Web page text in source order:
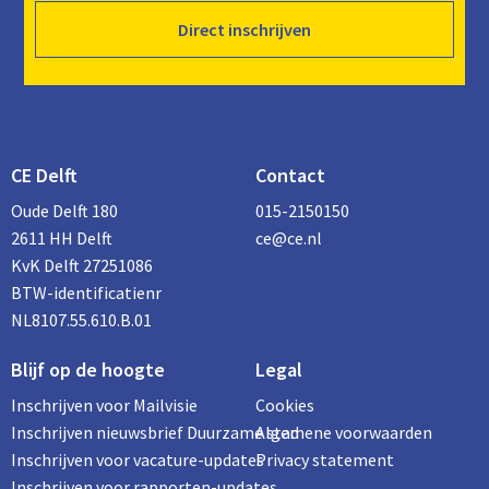
Direct inschrijven
CE Delft
Oude Delft 180
2611 HH Delft
KvK Delft 27251086
BTW-identificatienr
NL8107.55.610.B.01
Contact
015-2150150
ce@ce.nl
Blijf op de hoogte
Inschrijven voor Mailvisie
Inschrijven nieuwsbrief Duurzame stad
Inschrijven voor vacature-updates
Legal
Cookies
Algemene voorwaarden
Privacy statement